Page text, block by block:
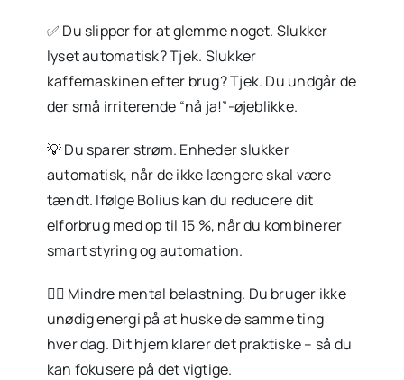
✅ Du slipper for at glemme noget. Slukker
lyset automatisk? Tjek. Slukker
kaffemaskinen efter brug? Tjek. Du undgår de
der små irriterende “nå ja!”-øjeblikke.
💡 Du sparer strøm. Enheder slukker
automatisk, når de ikke længere skal være
tændt. Ifølge Bolius kan du reducere dit
elforbrug med op til 15 %, når du kombinerer
smart styring og automation.
🧘‍♂️ Mindre mental belastning. Du bruger ikke
unødig energi på at huske de samme ting
hver dag. Dit hjem klarer det praktiske – så du
kan fokusere på det vigtige.